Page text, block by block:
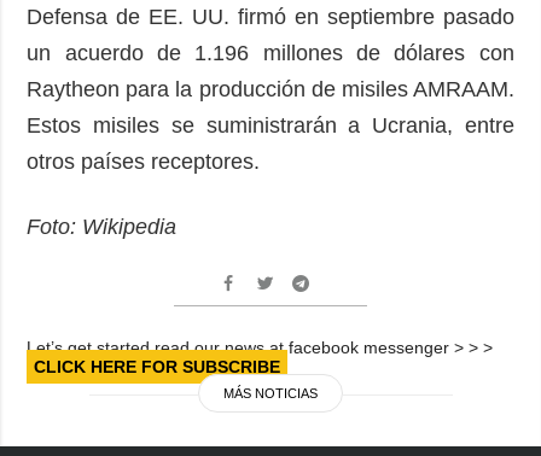
Defensa de EE. UU. firmó en septiembre pasado
un acuerdo de 1.196 millones de dólares con
Raytheon para la producción de misiles AMRAAM.
Estos misiles se suministrarán a Ucrania, entre
otros países receptores.
Foto: Wikipedia
Let’s get started read our news at facebook messenger > > >
CLICK HERE FOR SUBSCRIBE
MÁS NOTICIAS